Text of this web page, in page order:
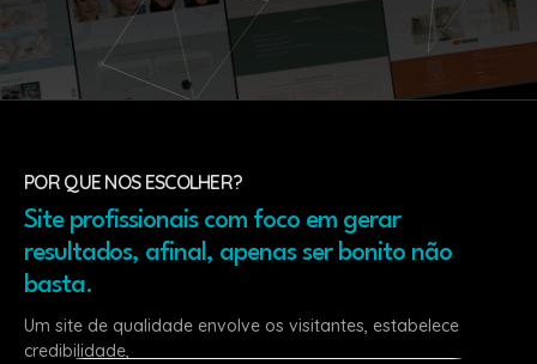
POR QUE NOS ESCOLHER?
Site profissionais com foco em gerar
resultados, afinal, apenas ser bonito não
basta.
Um site de qualidade envolve os visitantes, estabelece
credibilidade,